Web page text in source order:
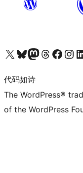
关注我们的 X（原 Twitter）账号访问我们的 Bluesky 账号关注我们的 Mastodon 账号访问我们的 Threads 账号 访问我们的 Facebook 公共主页关注我们的 Instagram 账号 关注我们的
代码如诗
The WordPress®
of the WordPress